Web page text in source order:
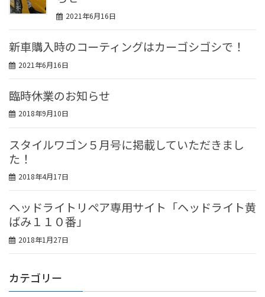
2021年6月16日
新車購入時のコーティングはカーゴシゴシで！
2021年6月16日
臨時休業のお知らせ
2018年9月10日
スタイルワゴン５月号に掲載していただきまし
た！
2018年4月17日
ヘッドライトリペア専用サイト「ヘッドライト黄
ばみ１１０番」
2018年1月27日
カテゴリー